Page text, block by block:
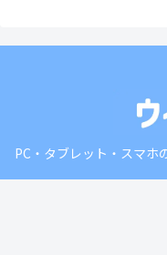
PC・タブレット・スマ